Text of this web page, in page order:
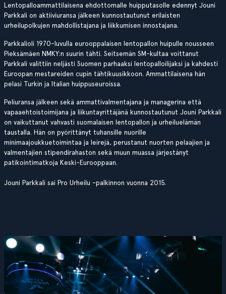
Lentopalloammattilaisena ehdottomalle huipputasolle edennyt Jouni
Parkkali on aktiiviuransa jälkeen kunnostautunut erilaisten
urheilupolkujen mahdollistajana ja liikkumisen innostajana.
Parkkalioli 1970-luvulla eurooppalaisen lentopallon huipulle nousseen
Pieksämäen NMKY:n suurin tähti. Seitsemän SM-kultaa voittanut
Parkkali valittiin neljästi Suomen parhaaksi lentopalloilijaksi ja kahdesti
Euroopan mestareiden cupin tähtikuusikkoon. Ammattilaisena hän
pelasi Turkin ja Italian huippuseuroissa.
Peliuransa jälkeen sekä ammattivalmentajana ja managerina että
vapaaehtoistoimijana ja liikuntayrittäjänä kunnostautunut Jouni Parkkali
on vaikuttanut vahvasti suomalaisen lentopallon ja urheiluelämän
taustalla. Hän on pyörittänyt tuhansille nuorille
minimaajoukkuetoimintaa ja leirejä, perustanut nuorten pelaajien ja
valmentajien stipendirahaston sekä muun muassa järjestänyt
patikointimatkoja Keski-Eurooppaan.
Jouni Parkkali sai Pro Urheilu -palkinnon vuonna 2015.